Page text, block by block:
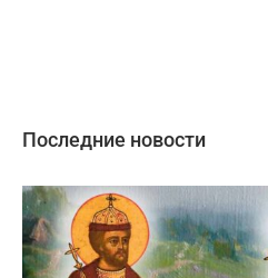
Последние новости